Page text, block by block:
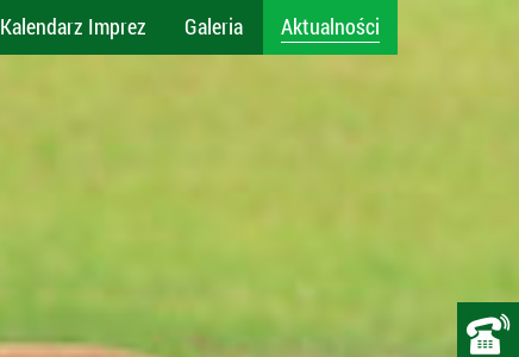
Kalendarz Imprez Galeria Aktualności